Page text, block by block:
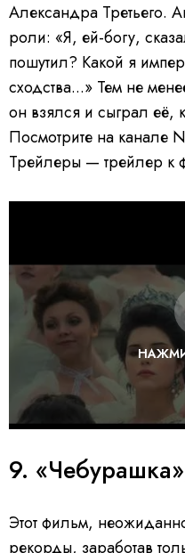
Александра Третьего.
роли: «Я, ей-богу,
пошутил? Какой я
сходства...» Тем не
он взялся и сыграл её,
Посмотрите на канале
Трейлеры — трейлер к
9.
Этот фильм,
рекорды, заработав